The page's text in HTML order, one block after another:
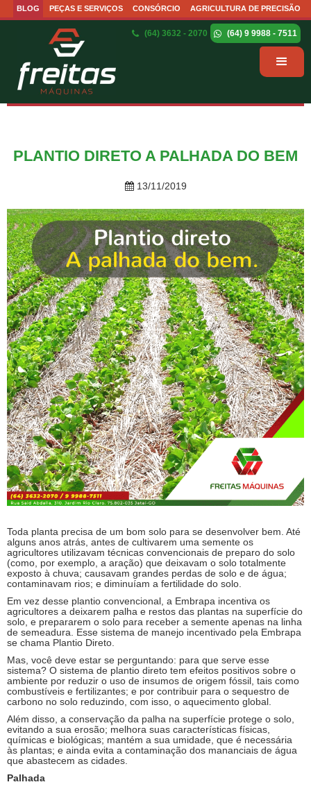
BLOG PEÇAS E SERVIÇOS CONSÓRCIO AGRICULTURA DE PRECISÃO
(64) 3632 - 2070 (64) 9 9988 - 7511
PLANTIO DIRETO A PALHADA DO BEM
13/11/2019
Toda planta precisa de um bom solo para se desenvolver bem. Até
alguns anos atrás, antes de cultivarem uma semente os
agricultores utilizavam técnicas convencionais de preparo do solo
(como, por exemplo, a aração) que deixavam o solo totalmente
exposto à chuva; causavam grandes perdas de solo e de água;
contaminavam rios; e diminuíam a fertilidade do solo.
Em vez desse plantio convencional, a Embrapa incentiva os
agricultores a deixarem palha e restos das plantas na superfície do
solo, e prepararem o solo para receber a semente apenas na linha
de semeadura. Esse sistema de manejo incentivado pela Embrapa
se chama Plantio Direto.
Mas, você deve estar se perguntando: para que serve esse
sistema? O sistema de plantio direto tem efeitos positivos sobre o
ambiente por reduzir o uso de insumos de origem fóssil, tais como
combustíveis e fertilizantes; e por contribuir para o sequestro de
carbono no solo reduzindo, com isso, o aquecimento global.
Além disso, a conservação da palha na superfície protege o solo,
evitando a sua erosão; melhora suas características físicas,
químicas e biológicas; mantém a sua umidade, que é necessária
às plantas; e ainda evita a contaminação dos mananciais de água
que abastecem as cidades.
Palhada